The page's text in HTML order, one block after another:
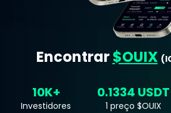
Encontrar$OUIX
10K+
Investidores
0.1334 USDT
1 preço $OUIX